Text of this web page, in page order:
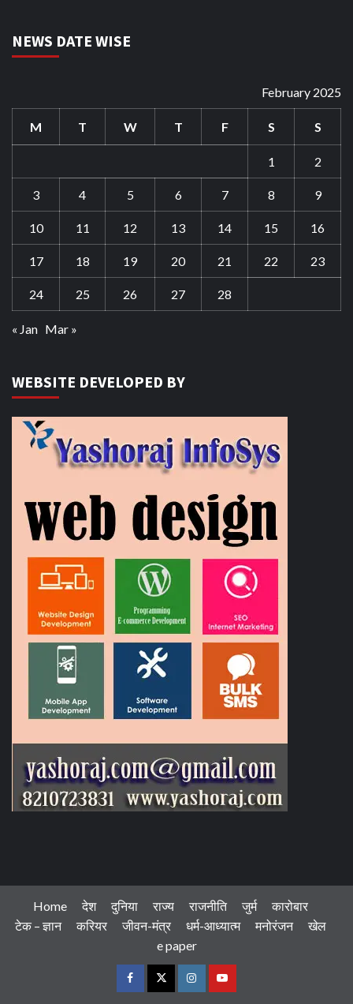
NEWS DATE WISE
February 2025
M T W T F S S
1 2
3 4 5 6 7 8 9
10 11 12 13 14 15 16
17 18 19 20 21 22 23
24 25 26 27 28
« Jan Mar »
WEBSITE DEVELOPED BY
Home देश दुनिया राज्य राजनीति जुर्म
कारोबार
टेक – ज्ञान
करियर जीवन-मंत्र धर्म-आध्यात्म मनोरंजन
खेल
e paper
FacebookTwitterInstagramYoutube